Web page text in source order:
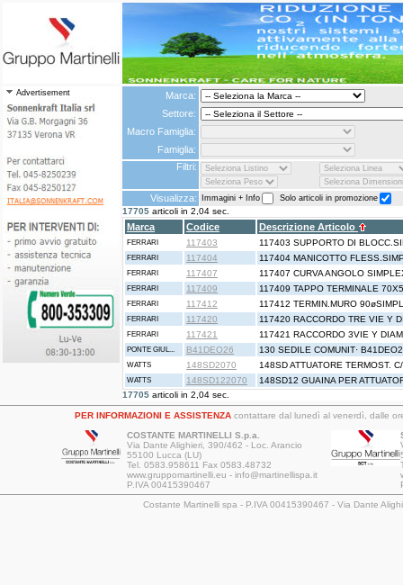
Advertisement
Marca:
Settore:
Macro Famiglia:
Famiglia:
Filtri:
Visualizza: Immagini + Info Solo articoli in promozione
17705 articoli in 2,04 sec.
Marca Codice Descrizione Articolo
FERRARI 117403 117403 SUPPORTO DI
FERRARI 117404 117404 MANICOTTO
FERRARI 117407 117407 CURVA ANGOLO
FERRARI 117409 117409 TAPPO TERMINALE
FERRARI 117412 117412 TERMIN.MURO
FERRARI 117420 117420 RACCORDO TRE VIE Y
FERRARI 117421 117421 RACCORDO 3VIE Y
PONTE GIUL... B41DEO26 130 SEDILE COMUNIT·
WATTS 148SD2070 148SD ATTUATORE TERMOST.
WATTS 148SD122070
148SD12 GUAINA PER
17705 articoli in 2,04 sec.
PER INFORMAZIONI E ASSISTENZAcontattare dal lunedì al venerdì, dalle
COSTANTE MARTINELLI S.p.a.
Via Dante Alighieri, 390/462 - Loc. Arancio
55100 Lucca (LU)
Tel. 0583.958611 Fax 0583.48732
www.gruppomartinelli.eu - info@martinellispa.it
P.IVA 00415390467
Costante Martinelli spa - P.IVA 00415390467 - Via Dante